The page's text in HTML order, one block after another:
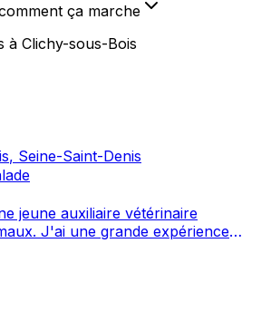
ça marche
à Clichy-sous-Bois
, Seine-Saint-Denis
J'ai une grande expérience
animaux depuis que je suis né. si
animal, il vivra dans une